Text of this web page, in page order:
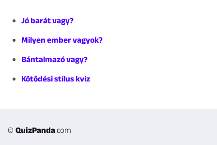
Jó barát vagy?
Milyen ember vagyok?
Bántalmazó vagy?
Kötődési stílus kvíz
© QuizPanda.com